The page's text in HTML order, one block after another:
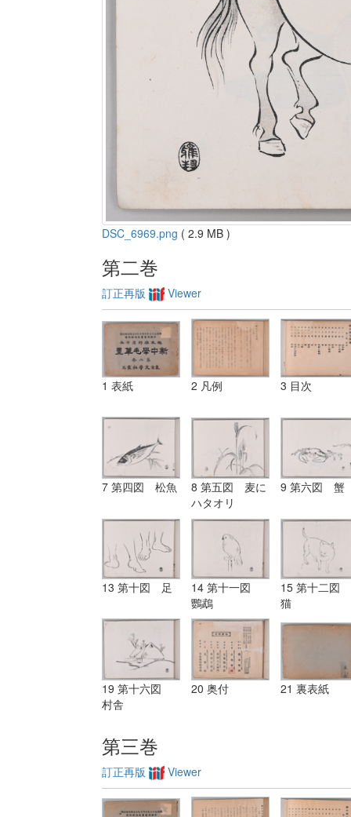
DSC_6969.png ( 2.9 MB )
第二巻
訂正再版 Viewer
1 表紙 2 凡例 3 目次
7 第四図 松魚
8 第五図 麦に
ハタオリ
9 第六図 蟹
13 第十図 足
14 第十一図
鸚鵡
15 第十二図
猫
19 第十六図
村舎
20 奥付 21 裏表紙
第三巻
訂正再版 Viewer